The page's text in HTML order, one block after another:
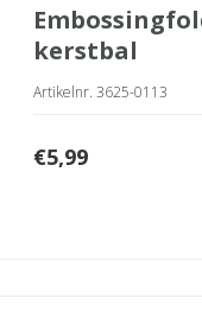
embossingfolder
kerstbal
Artikelnr. 3625-0113
€5,99